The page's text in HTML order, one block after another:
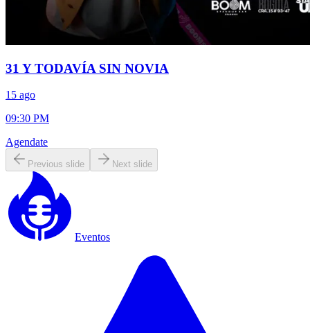
31 Y TODAVÍA SIN NOVIA
15 ago
09:30 PM
Agendate
Previous slide Next slide
Eventos